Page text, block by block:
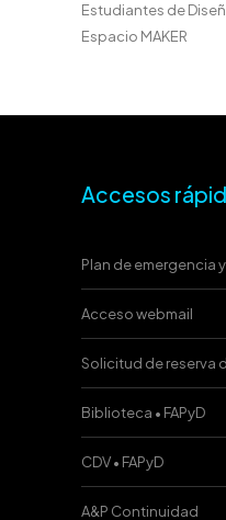
Estudiantes de
Espacio MAKER
Accesos
Plan de emergencia
Acceso webmail
Solicitud de reserva
Biblioteca • FAPyD
CDV • FAPyD
A&P Continuidad